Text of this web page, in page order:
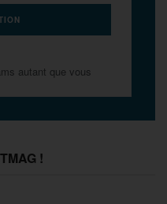
autant que vous
!